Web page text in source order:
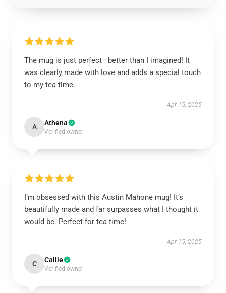
The mug is just perfect—better than I imagined! It
was clearly made with love and adds a special touch
to my tea time.
Apr 15, 2025
A Athena
Verified owner
I’m obsessed with this Austin Mahone mug! It’s
beautifully made and far surpasses what I thought it
would be. Perfect for tea time!
Apr 15, 2025
C Callie
Verified owner